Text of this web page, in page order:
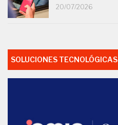
20/07/2026
SOLUCIONES TECNOLÓGICAS